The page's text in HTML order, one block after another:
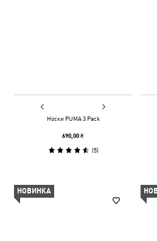
Носки PUMA 3 Pack
690,00 ₴
(5)
НОВИНКА